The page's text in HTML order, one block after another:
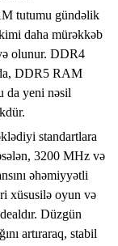
tutumu gündəlik
daha mürəkkəb
olunur. DDR4
DDR5 RAM
da yeni nəsil
standartlara
3200 MHz və
əhəmiyyətli
xüsusilə oyun və
Düzgün
artıraraq, stabil